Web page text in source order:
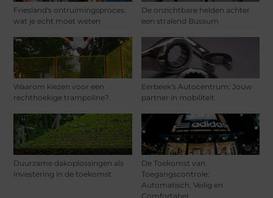
Friesland's ontruimingsproces:
wat je echt moet weten
De onzichtbare helden achter
een stralend Bussum
Waarom kiezen voor een
rechthoekige trampoline?
Eerbeek's Autocentrum: Jouw
partner in mobiliteit
Duurzame dakoplossingen als
investering in de toekomst
De Toekomst van
Toegangscontrole:
Automatisch, Veilig en
Comfortabel